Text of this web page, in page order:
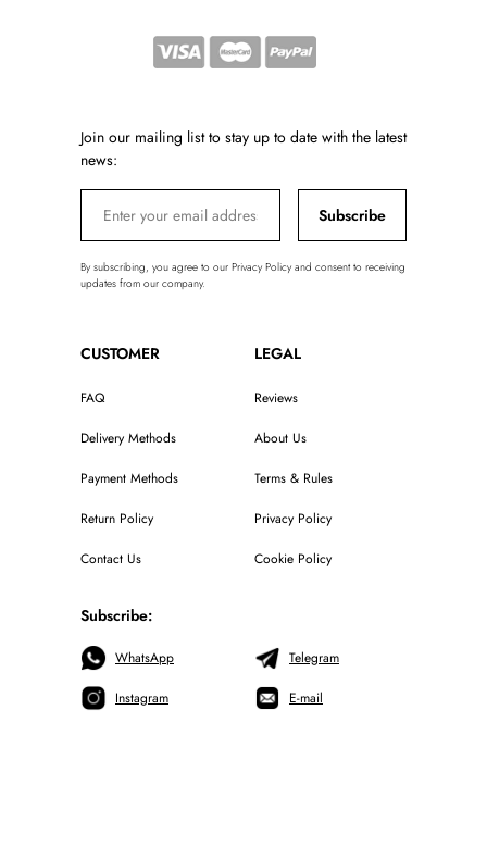
Join our mailing list to stay up to date with the latest
news:
Subscribe
By subscribing, you agree to our Privacy Policy and consent to receiving
updates from our company.
CUSTOMER
FAQ
Delivery Methods
Payment Methods
Return Policy
Contact Us
LEGAL
Reviews
About Us
Terms & Rules
Privacy Policy
Cookie Policy
Subscribe:
WhatsApp
Instagram
Telegram
E-mail